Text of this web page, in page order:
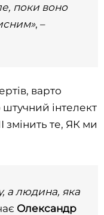
поки воно
, –
варто
інтелект
змінить те, ЯК ми
а людина, яка
Олександр